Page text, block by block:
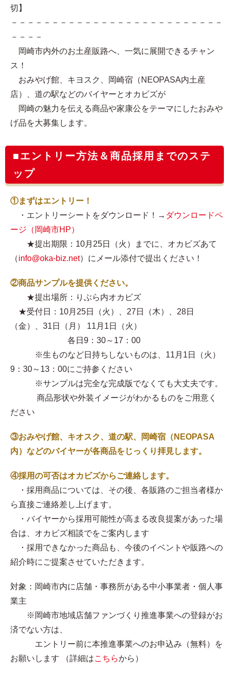
切】
－－－－－－－－－－－－－－－－－－－－－－－－－－
－－－－
岡崎市内外のお土産販路へ、一気に展開できるチャン
ス！
おみやげ館、キヨスク、岡崎宿（NEOPASA内土産
店）、道の駅などのバイヤーとオカビズが
岡崎の魅力を伝える商品や家康公をテーマにしたおみや
げ品を大募集します。
■エントリー方法＆商品採用までのステ
ップ
①まずはエントリー！
・エントリーシートをダウンロード！→ ダウンロードペ
ージ（岡崎市HP）
★提出期限：10月25日（火）までに、オカビズあて
（info@oka-biz.net）にメール添付で提出ください！
②商品サンプルを提供ください。
★提出場所：りぶら内オカビズ
★受付日：10月25日（火）、27日（木）、28日
（金）、31日（月） 11月1日（火）
各日9：30～17：00
※生ものなど日持ちしないものは、11月1日（火）
9：30～13：00にご持参ください
※サンプルは完全な完成版でなくても大丈夫です。
商品形状や外装イメージがわかるものをご用意く
ださい
③おみやげ館、キオスク、道の駅、岡崎宿（NEOPASA
内）などのバイヤーが各商品をじっくり拝見します。
④採用の可否はオカビズからご連絡します。
・採用商品については、その後、各販路のご担当者様か
ら直接ご連絡差し上げます。
・バイヤーから採用可能性が高まる改良提案があった場
合は、オカビズ相談でをご案内します
・採用できなかった商品も、今後のイベントや販路への
紹介時にご提案させていただきます。
対象：岡崎市内に店舗・事務所がある中小事業者・個人事
業主
※岡崎市地域店舗ファンづくり推進事業への登録がお
済でない方は、
エントリー前に本推進事業へのお申込み（無料）を
お願いします （詳細はこちらから）